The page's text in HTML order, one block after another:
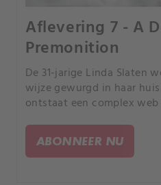
Aflevering 7 - A
Premonition
De 31-jarige Linda Slaten
wijze gewurgd in haar
ontstaat een complex
een schijnbaar vredige
ABONNEER NU